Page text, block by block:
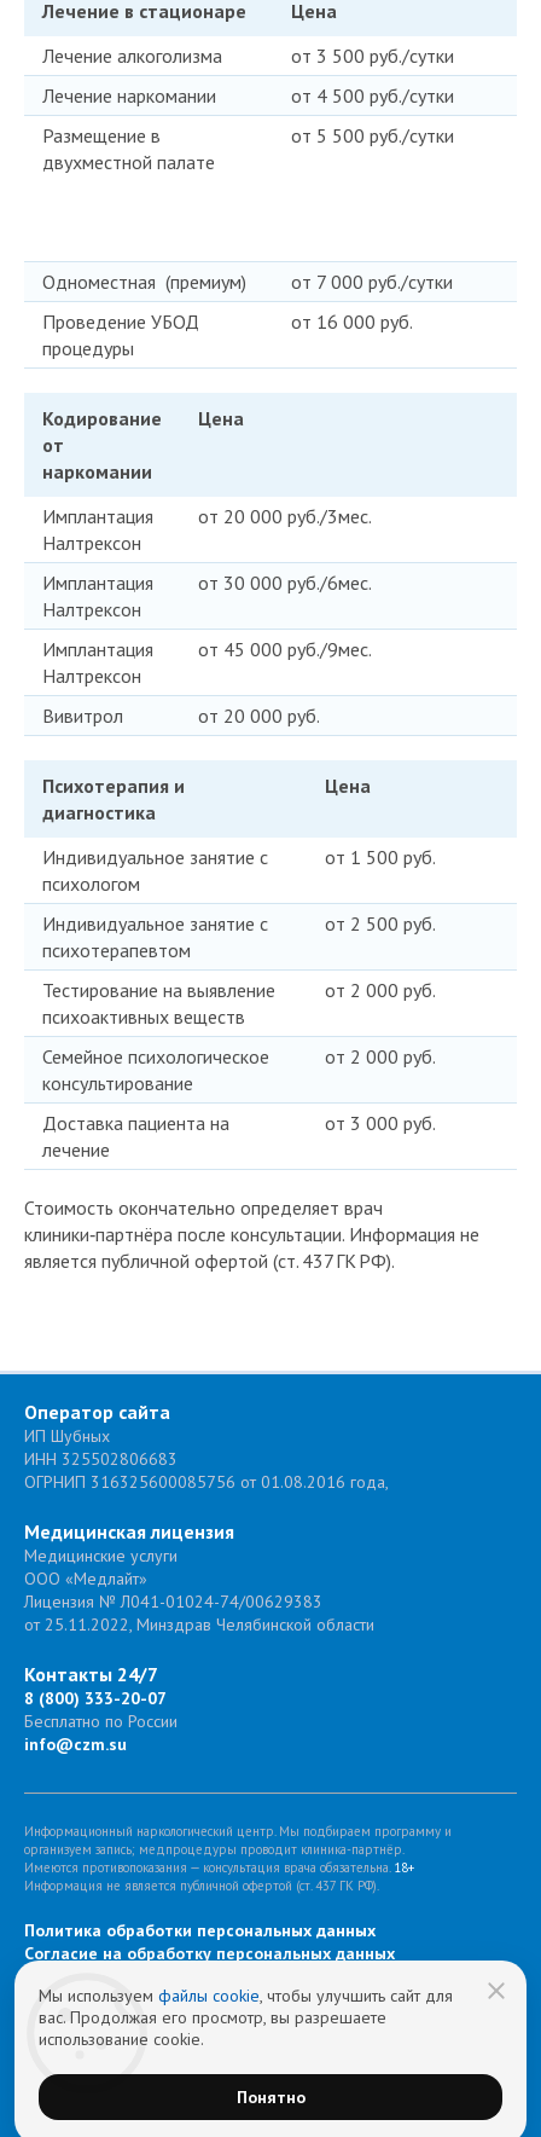
Лечение в стационаре
Цена
Лечение алкоголизма
от 3 500 руб./сутки
Лечение наркомании
от 4 500 руб./сутки
Размещение в
двухместной палате
от 5 500 руб./сутки
Одноместная (премиум)
от 7 000 руб./сутки
Проведение УБОД
процедуры
от 16 000 руб.
Кодирование
от
наркомании
Цена
Имплантация
Налтрексон
от 20 000 руб./3мес.
Имплантация
Налтрексон
от 30 000 руб./6мес.
Имплантация
Налтрексон
от 45 000 руб./9мес.
Вивитрол от 20 000 руб.
Психотерапия и
диагностика
Цена
Индивидуальное занятие с
психологом
от 1 500 руб.
Индивидуальное занятие с
психотерапевтом
от 2 500 руб.
Тестирование на выявление
психоактивных веществ
от 2 000 руб.
Семейное психологическое
консультирование
от 2 000 руб.
Доставка пациента на
лечение
от 3 000 руб.
Стоимость окончательно определяет врач
клиники‑партнёра после консультации. Информация не
является публичной офертой (ст. 437 ГК РФ).
Оператор сайта
ИП Шубных
ИНН 325502806683
ОГРНИП 316325600085756 от 01.08.2016 года,
Медицинская лицензия
Медицинские услуги
ООО «Медлайт»
Лицензия № Л041-01024-74/00629383
от 25.11.2022, Минздрав Челябинской области
Контакты 24/7
8 (800) 333-20-07
Бесплатно по России
info@czm.su
Информационный наркологический центр. Мы подбираем программу и
организуем запись; медпроцедуры проводит клиника-партнёр.
Имеются противопоказания — консультация врача обязательна. 18+
Информация не является публичной офертой (ст. 437 ГК РФ).
Политика обработки персональных данных
Cогласие на обработку персональных данных
Мы используем файлы cookie, чтобы улучшить сайт для
вас. Продолжая его просмотр, вы разрешаете
использование cookie.
Понятно